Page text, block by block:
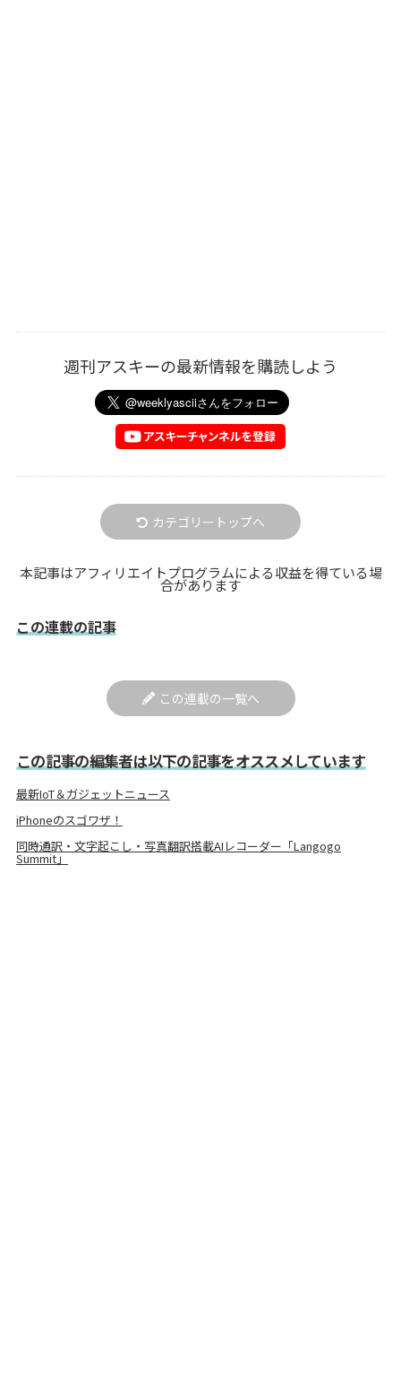
週刊アスキーの最新情報を購読しよう
カテゴリートップへ
本記事はアフィリエイトプログラムによる収益を得ている場
合があります
この連載の記事
この連載の一覧へ
この記事の編集者は以下の記事をオススメしています
最新IoT＆ガジェットニュース
iPhoneのスゴワザ！
同時通訳・文字起こし・写真翻訳搭載AIレコーダー「Langogo
Summit」